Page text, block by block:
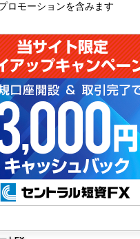
ロモーションを含みます